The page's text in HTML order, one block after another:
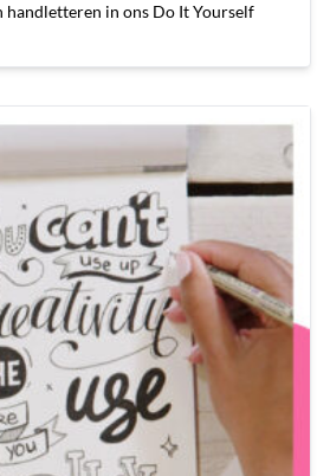
handletteren in ons Do It Yourself